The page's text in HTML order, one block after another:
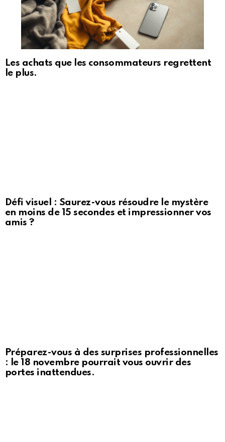
Les achats que les consommateurs regrettent
le plus.
Défi visuel : Saurez-vous résoudre le mystère
en moins de 15 secondes et impressionner vos
amis ?
Préparez-vous à des surprises professionnelles
: le 18 novembre pourrait vous ouvrir des
portes inattendues.